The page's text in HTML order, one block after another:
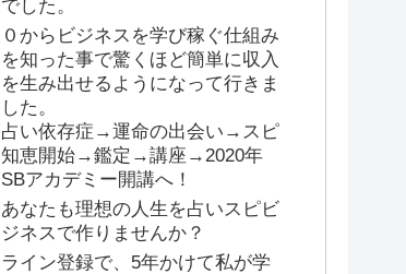
でした。
０からビジネスを学び稼ぐ仕組み
を知った事で驚くほど簡単に収入
を生み出せるようになって行きま
した。
占い依存症→運命の出会い→スピ
知恵開始→鑑定→講座→2020年
SBアカデミー開講へ！
あなたも理想の人生を占いスピビ
ジネスで作りませんか？
ライン登録で、5年かけて私が学